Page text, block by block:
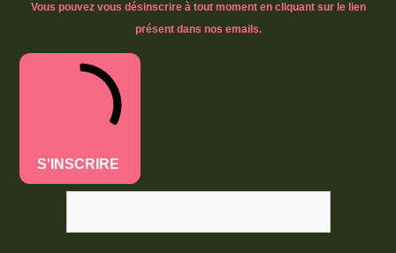
Vous pouvez vous désinscrire à tout moment en cliquant sur le lien
présent dans nos emails.
S'INSCRIRE